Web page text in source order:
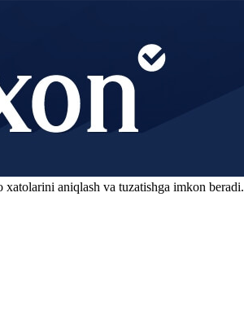
aniqlash va tuzatishga imkon beradi.